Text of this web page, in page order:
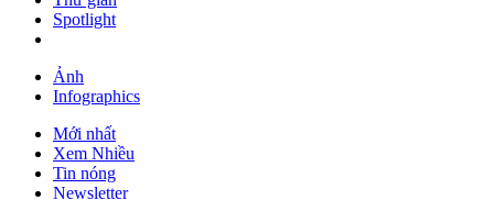
Spotlight
Ảnh
Infographics
Mới nhất
Xem Nhiều
Tin nóng
Newsletter